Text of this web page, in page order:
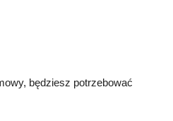
będziesz potrzebować